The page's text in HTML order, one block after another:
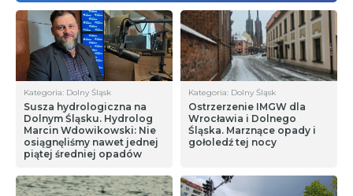
Kategoria: Dolny Śląsk
Susza hydrologiczna na
Dolnym Śląsku. Hydrolog
Marcin Wdowikowski: Nie
osiągnęliśmy nawet jednej
piątej średniej opadów
Kategoria: Dolny Śląsk
Ostrzerzenie IMGW dla
Wrocławia i Dolnego
Śląska. Marznące opady i
gołoledź tej nocy